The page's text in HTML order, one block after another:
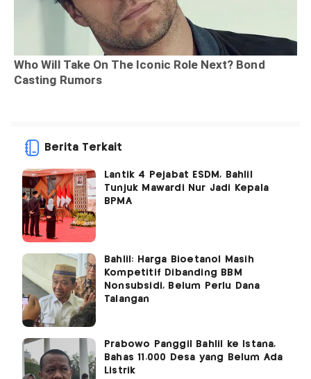
Berita Terkait
Lantik 4 Pejabat ESDM, Bahlil
Tunjuk Mawardi Nur Jadi Kepala
BPMA
Bahlil: Harga Bioetanol Masih
Kompetitif Dibanding BBM
Nonsubsidi, Belum Perlu Dana
Talangan
Prabowo Panggil Bahlil ke Istana,
Bahas 11.000 Desa yang Belum Ada
Listrik